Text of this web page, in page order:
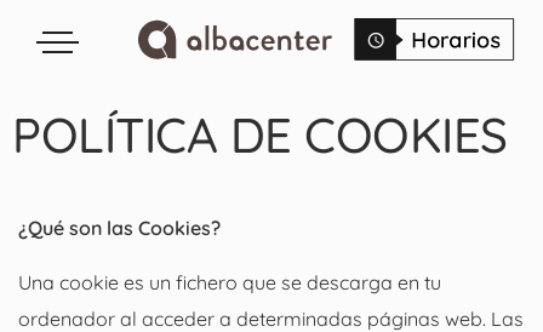
POLÍTICA DE COOKIES
¿Qué son las Cookies?
Una cookie es un fichero que se descarga en tu
ordenador al acceder a determinadas páginas web. Las